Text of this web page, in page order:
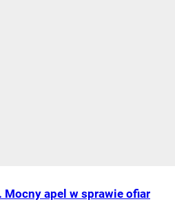
Mocny apel w sprawie ofiar